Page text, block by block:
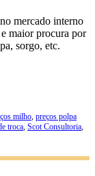
mercado interno
maior procura por
sorgo, etc.
milho, preços polpa
troca, Scot Consultoria,